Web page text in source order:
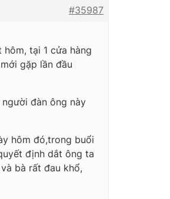
#35987
tại 1 cửa hàng
gặp lần đầu
đàn ông này
hôm đó,trong buổi
định dắt ông ta
bà rất đau khổ,